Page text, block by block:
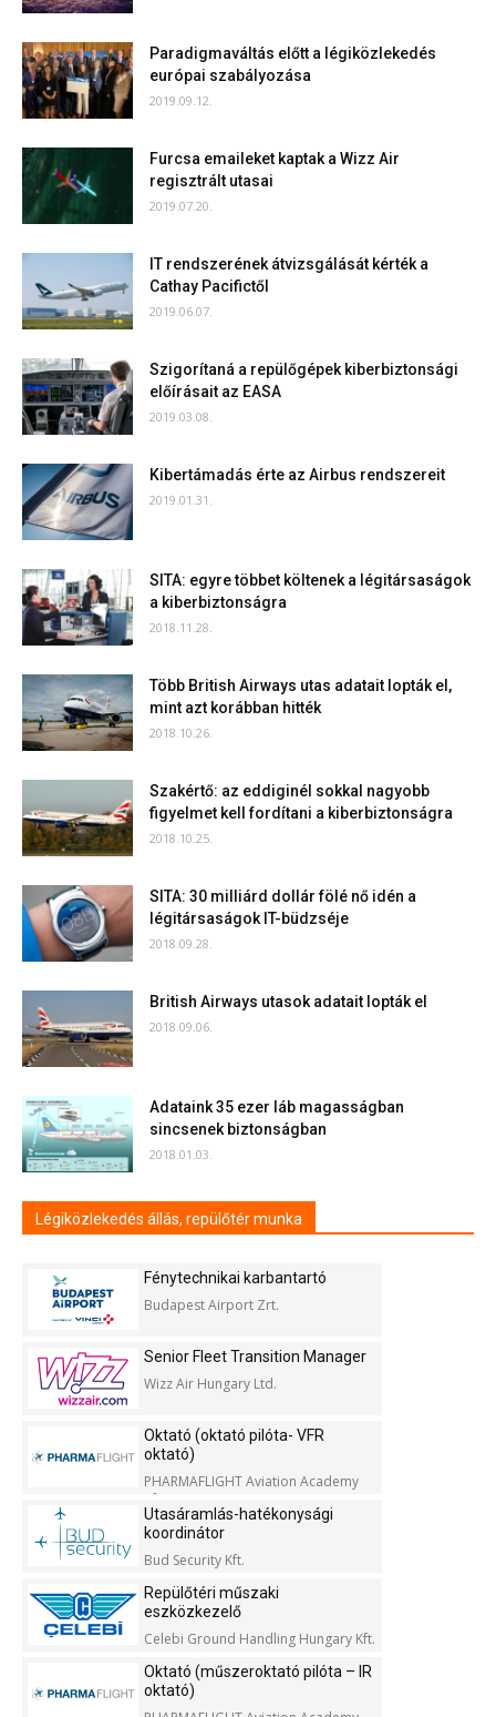
Paradigmaváltás előtt a légiközlekedés
európai szabályozása
2019.09.12.
Furcsa emaileket kaptak a Wizz Air
regisztrált utasai
2019.07.20.
IT rendszerének átvizsgálását kérték a
Cathay Pacifictől
2019.06.07.
Szigorítaná a repülőgépek kiberbiztonsági
előírásait az EASA
2019.03.08.
Kibertámadás érte az Airbus rendszereit
2019.01.31.
SITA: egyre többet költenek a légitársaságok
a kiberbiztonságra
2018.11.28.
Több British Airways utas adatait lopták el,
mint azt korábban hitték
2018.10.26.
Szakértő: az eddiginél sokkal nagyobb
figyelmet kell fordítani a kiberbiztonságra
2018.10.25.
SITA: 30 milliárd dollár fölé nő idén a
légitársaságok IT-büdzséje
2018.09.28.
British Airways utasok adatait lopták el
2018.09.06.
Adataink 35 ezer láb magasságban
sincsenek biztonságban
2018.01.03.
Légiközlekedés állás, repülőtér munka
Fénytechnikai karbantartó
Budapest Airport Zrt.
Senior Fleet Transition Manager
Wizz Air Hungary Ltd.
Oktató (oktató pilóta- VFR
oktató)
PHARMAFLIGHT Aviation Academy
Kft.
Utasáramlás-hatékonysági
koordinátor
Bud Security Kft.
Repülőtéri műszaki
eszközkezelő
Celebi Ground Handling Hungary Kft.
Oktató (műszeroktató pilóta – IR
oktató)